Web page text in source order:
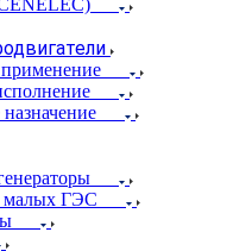
малых ГЭС